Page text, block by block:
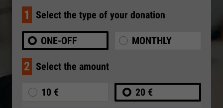
1 Select the type of your donation
ONE-OFF MONTHLY
2 Select the amount
10 € 20 €